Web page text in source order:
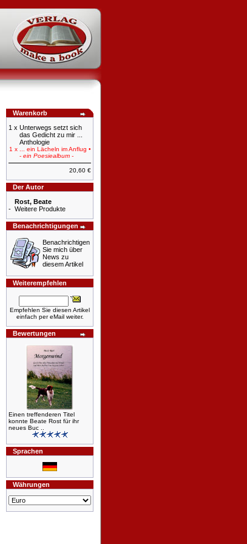
Warenkorb
1 x Unterwegs setzt sich
das Gedicht zu mir ...
Anthologie
1 x
... ein Lächeln im Anflug •
- ein Poesiealbum -
20,60 €
Der Autor
Rost, Beate
- Weitere Produkte
Benachrichtigungen
Benachrichtigen
Sie mich über
News zu
diesem Artikel
Weiterempfehlen
Empfehlen Sie diesen Artikel
einfach per eMail weiter.
Bewertungen
Einen treffenderen Titel
konnte Beate Rost für ihr
neues Buc ..
Sprachen
Währungen